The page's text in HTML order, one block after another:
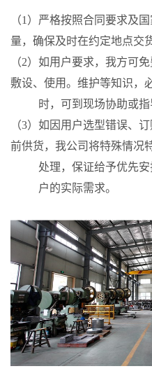
（1）严格按照合同要求及
量，确保及时在约定地点交货
（2）如用户要求，我方可
敷设、使用。维护等知识，
时，可到现场协助或指
（3）如因用户选型错误、
前供货，我公司将特殊情况
处理，保证给予优先
户的实际需求。